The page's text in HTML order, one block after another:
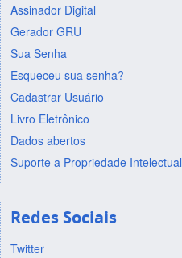
Assinador Digital
Gerador GRU
Sua Senha
Esqueceu sua senha?
Cadastrar Usuário
Livro Eletrônico
Dados abertos
Suporte a Propriedade Intelectual
Redes Sociais
Twitter